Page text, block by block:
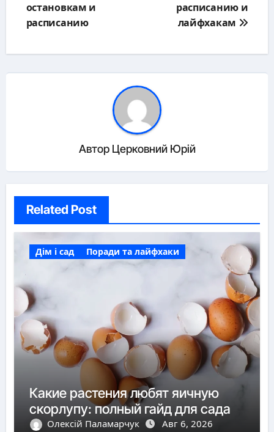
остановкам и
расписанию
расписанию и
лайфхакам
Автор Церковний Юрій
Related Post
Дім і сад Поради та лайфхаки
Какие растения любят яичную
скорлупу: полный гайд для сада
Олексій Паламарчук Авг 6, 2026